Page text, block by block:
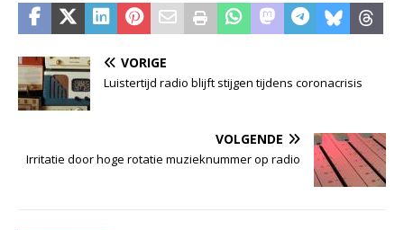
VORIGE
Luistertijd radio blijft stijgen tijdens coronacrisis
VOLGENDE
Irritatie door hoge rotatie muzieknummer op radio